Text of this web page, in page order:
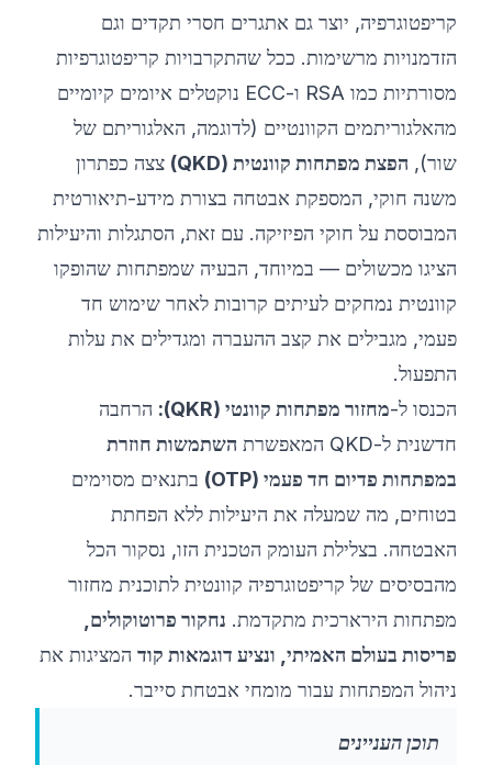
קריפטוגרפיה, יוצר גם אתגרים חסרי תקדים וגם
הזדמנויות מרשימות. ככל שהתקרבויות קריפטוגרפיות
מסורתיות כמו RSA ו-ECC נוקטלים איומים קיומיים
מהאלגוריתמים הקוונטיים (לדוגמה, האלגוריתם של
שור), הפצת מפתחות קוונטית (QKD)
צצה כפתרון
משנה חוקי, המספקת אבטחה בצורת מידע-תיאורטית
המבוססת על חוקי הפיזיקה. עם זאת, הסתגלות והיעילות
הציגו מכשולים — במיוחד, הבעיה שמפתחות שהופקו
קוונטית נמחקים לעיתים קרובות לאחר שימוש חד
פעמי, מגבילים את קצב ההעברה ומגדילים את עלות
התפעול.
הכנסו ל-מחזור מפתחות קוונטי (QKR):
הרחבה
חדשנית ל-QKD המאפשרת
השתמשות חוזרת
במפתחות פדיום חד פעמי (OTP)
בתנאים מסוימים
בטוחים, מה שמעלה את היעילות ללא הפחתת
האבטחה. בצלילת העומק הטכנית הזו, נסקור הכל
מהבסיסים של קריפטוגרפיה קוונטית לתוכנית מחזור
מפתחות הירארכית מתקדמת. נחקור פרוטוקולים,
פריסות בעולם האמיתי, ונציע דוגמאות קוד המציגות את
ניהול המפתחות עבור מומחי אבטחת סייבר.
תוכן העניינים